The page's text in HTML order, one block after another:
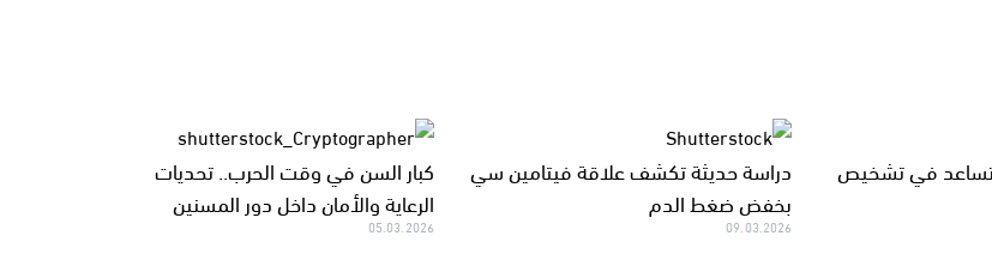
في تشخيص
دراسة حديثة تكشف علاقة فيتامين سي
بخفض ضغط الدم
09.03.2026
كبار السن في وقت الحرب.. تحديات
الرعاية والأمان داخل دور المسنين
05.03.2026